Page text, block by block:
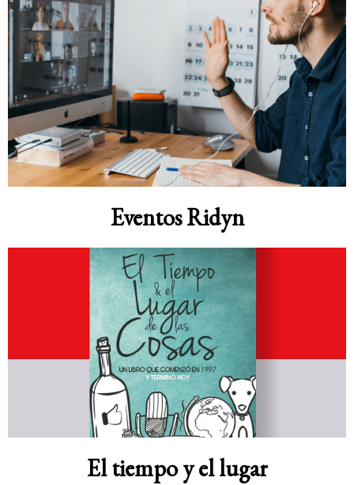
Eventos Ridyn
El tiempo y el lugar